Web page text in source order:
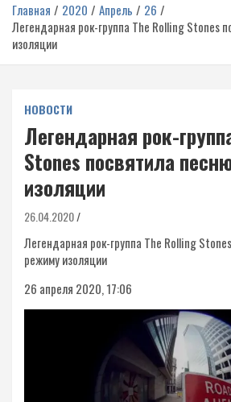
Главная 2020 Апрель
26
Легендарная рок-группа The Rolling Stones
изоляции
НОВОСТИ
Легендарная рок-
Stones посвятила
изоляции
26.04.2020
Легендарная рок-группа The Rolling
режиму изоляции
26 апреля 2020, 17:06